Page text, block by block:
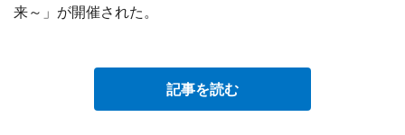
来～」が開催された。
記事を読む